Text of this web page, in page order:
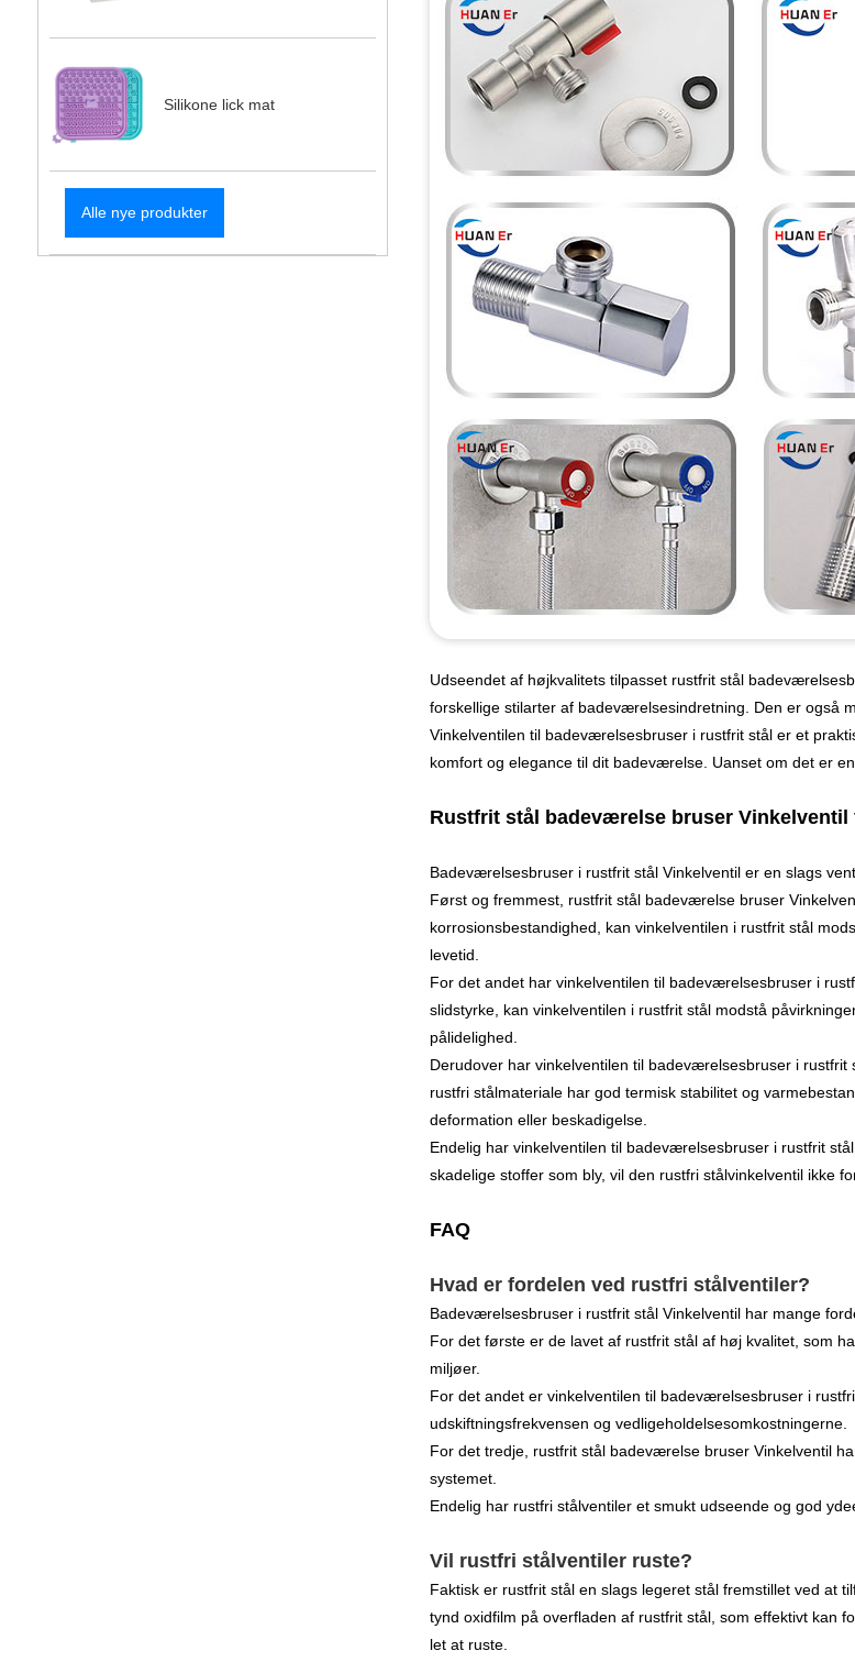
Silikone lick mat
Alle nye produkter
Udseendet af højkvalitets tilpasset rustfrit stål
forskellige stilarter af badeværelsesindretning. Den er også
Vinkelventilen til badeværelsesbruser i rustfrit stål er et
komfort og elegance til dit badeværelse. Uanset om det er
Rustfrit stål badeværelse bruser Vinkelventil
Badeværelsesbruser i rustfrit stål Vinkelventil er en slags
Først og fremmest, rustfrit stål badeværelse bruser
korrosionsbestandighed, kan vinkelventilen i rustfrit stål
levetid.
For det andet har vinkelventilen til badeværelsesbruser i
slidstyrke, kan vinkelventilen i rustfrit stål modstå
pålidelighed.
Derudover har vinkelventilen til badeværelsesbruser i
rustfri stålmateriale har god termisk stabilitet og
deformation eller beskadigelse.
Endelig har vinkelventilen til badeværelsesbruser i rustfrit
skadelige stoffer som bly, vil den rustfri stålvinkelventil ikke
FAQ
Hvad er fordelen ved rustfri stålventiler?
Badeværelsesbruser i rustfrit stål Vinkelventil har mange
For det første er de lavet af rustfrit stål af høj kvalitet, som
miljøer.
For det andet er vinkelventilen til badeværelsesbruser i
udskiftningsfrekvensen og vedligeholdelsesomkostningerne.
For det tredje, rustfrit stål badeværelse bruser Vinkelventil
​​systemet.
Endelig har rustfri stålventiler et smukt udseende og god
Vil rustfri stålventiler ruste?
Faktisk er rustfrit stål en slags legeret stål fremstillet ved at
tynd oxidfilm på overfladen af ​​rustfrit stål, som effektivt kan
let at ruste.